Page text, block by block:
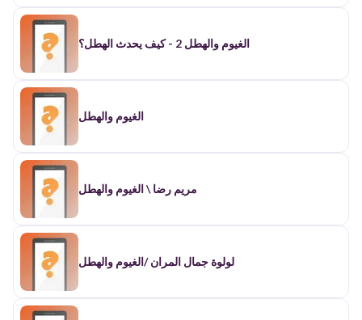
الغيوم والهطل 2 - كيف يحدث الهطل؟
الغيوم والهطل
مريم رضا \ الغيوم والهطل
لولوة جمال المران /الغيوم والهطل